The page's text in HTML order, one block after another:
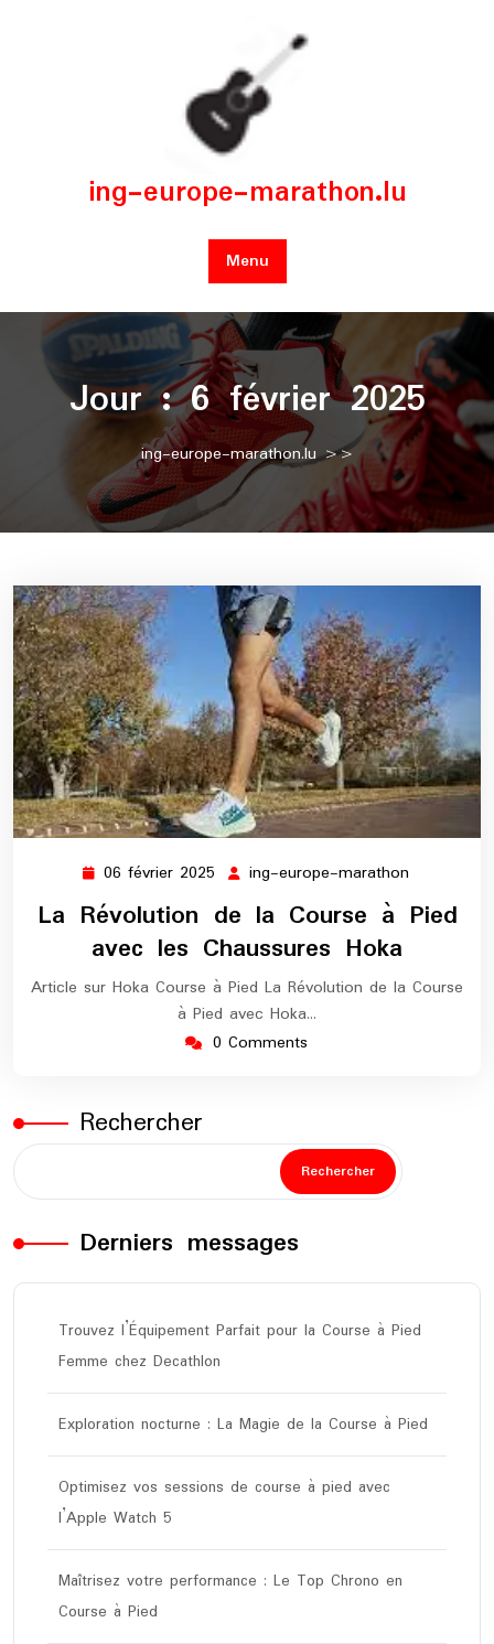
ing-europe-marathon.lu
Menu
Jour :6 février 2025
ing-europe-marathon.lu>>
06 février 2025 06
février
2025
ing-europe-marathon
europe-
marathon
La Révolution de la Course à Pied
avec les Chaussures Hoka
Article sur Hoka Course à Pied La Révolution de la Course
à Pied avec Hoka…
0 Comments
Rechercher
Rechercher
Derniers messages
Trouvez l’Équipement Parfait pour la Course à Pied
Femme chez Decathlon
Exploration nocturne : La Magie de la Course à Pied
Optimisez vos sessions de course à pied avec
l’Apple Watch 5
Maîtrisez votre performance : Le Top Chrono en
Course à Pied